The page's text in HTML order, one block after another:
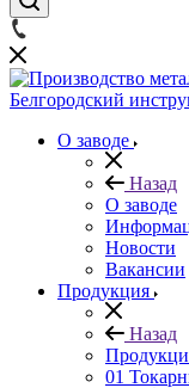
О заводе
Назад
О заводе
Новости
Вакансии
Продукция
Назад
01